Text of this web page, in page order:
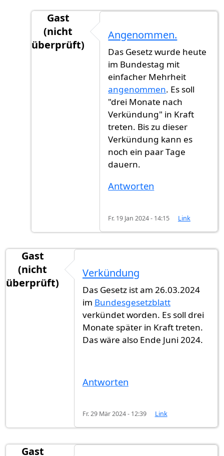
Gast
(nicht
überprüft)
Es geht weiter.vonGast (nicht
Angenommen.
Das Gesetz wurde heute
im Bundestag mit
einfacher Mehrheit
angenommen. Es soll
"drei Monate nach
Verkündung" in Kraft
treten. Bis zu dieser
Verkündung kann es
noch ein paar Tage
dauern.
Antworten
Fr. 19 Jan 2024 - 14:15 Link
Gast
(nicht
überprüft)
Verkündung
Das Gesetz ist am 26.03.2024
im Bundesgesetzblatt
verkündet worden. Es soll drei
Monate später in Kraft treten.
Das wäre also Ende Juni 2024.
Antworten
Fr. 29 Mär 2024 - 12:39 Link
Gast